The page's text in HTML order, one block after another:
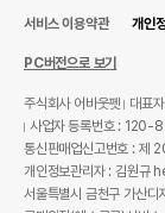
서비스 이용약관 개인
PC버전으로 보기
주식회사 어바웃펫
대표
사업자 등록번호 :
통신판매업신고번호 :
개인정보관리자 : 김원
서울특별시 금천구 가산